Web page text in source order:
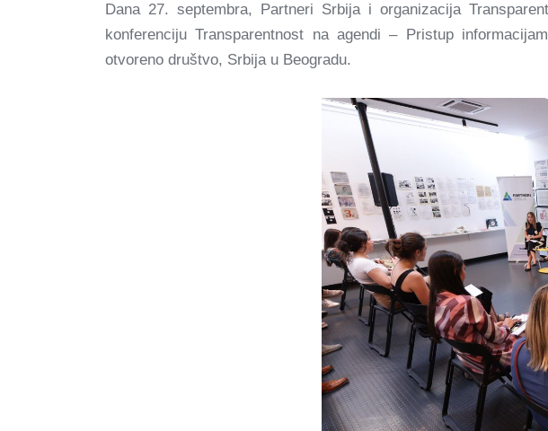
Dana 27. septembra, Partneri Srbija i organizacija
konferenciju Transparentnost na agendi – Pristup
otvoreno društvo, Srbija u Beogradu.